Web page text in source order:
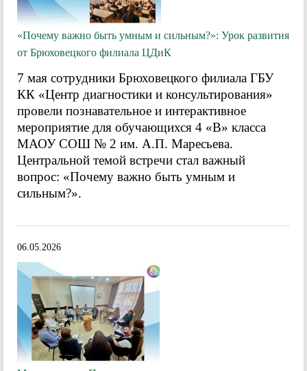
«Почему важно быть умным и сильным?»: Урок развития
от Брюховецкого филиала ЦДиК
7 мая сотрудники Брюховецкого филиала ГБУ
КК «Центр диагностики и консультирования»
провели познавательное и интерактивное
мероприятие для обучающихся 4 «В» класса
МАОУ СОШ № 2 им. А.П. Маресьева.
Центральной темой встречи стал важный
вопрос: «Почему важно быть умным и
сильным?».
06.05.2026